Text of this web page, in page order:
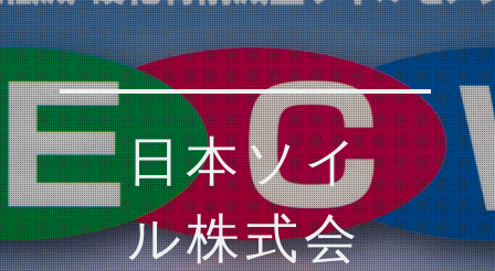
日本ソイ
ル株式会